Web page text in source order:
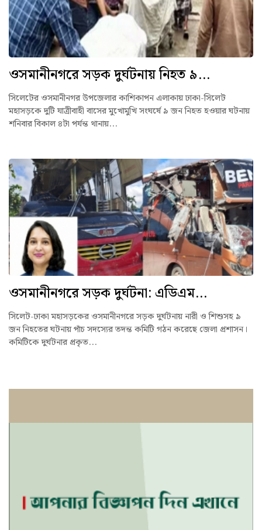
ওসমানীনগরে সড়ক দুর্ঘটনায় নিহত ৯...
সিলেটের ওসমানীনগর উপজেলার কাশিকাপন এলাকায় ঢাকা-সিলেট
মহাসড়কে দুটি যাত্রীবাহী বাসের মুখোমুখি সংঘর্ষে ৯ জন নিহত হওয়ার ঘটনায়
শনিবার বিকাল ৪টা পর্যন্ত থানায়...
ওসমানীনগরে সড়ক দুর্ঘটনা: এডিএম...
সিলেট-ঢাকা মহাসড়কের ওসমানীনগরে সড়ক দুর্ঘটনায় নারী ও শিশুসহ ৯
জন নিহতের ঘটনায় পাঁচ সদস্যের তদন্ত কমিটি গঠন করেছে জেলা প্রশাসন।
কমিটিকে দুর্ঘটনার প্রকৃত...